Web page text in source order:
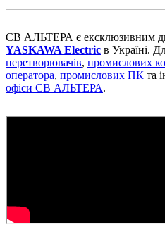
СВ АЛЬТЕРА є ексклюзивним
YASKAWA Electric в Україні.
перетворювачів, промислових
оператора, промислових ПК та
офіси СВ АЛЬТЕРА.